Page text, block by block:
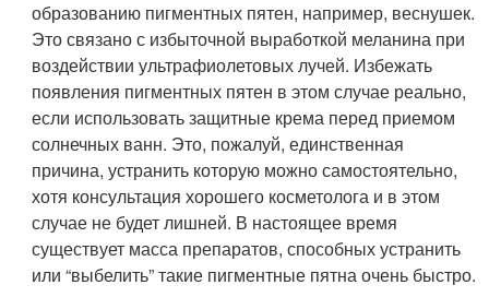
образованию пигментных пятен, например, веснушек.
Это связано с избыточной выработкой меланина при
воздействии ультрафиолетовых лучей. Избежать
появления пигментных пятен в этом случае реально,
если использовать защитные крема перед приемом
солнечных ванн. Это, пожалуй, единственная
причина, устранить которую можно самостоятельно,
хотя консультация хорошего косметолога и в этом
случае не будет лишней. В настоящее время
существует масса препаратов, способных устранить
или “выбелить” такие пигментные пятна очень быстро.